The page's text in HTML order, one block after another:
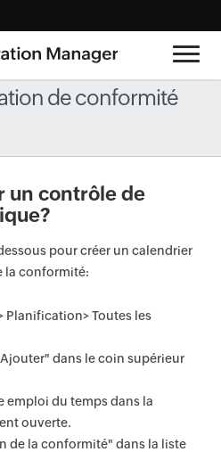
de conformité
un contrôle de
pour créer un calendrier
la conformité:
Planification> Toutes les
dans le coin supérieur
emploi du temps dans la
ouverte.
de la conformité" dans la liste